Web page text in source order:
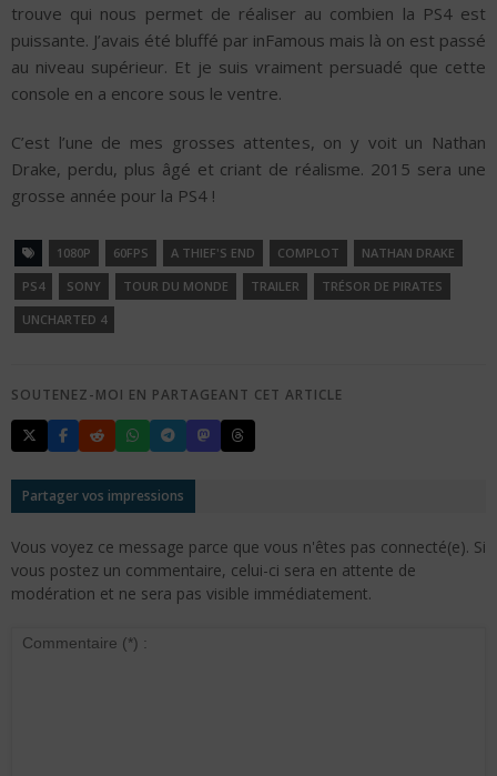
trouve qui nous permet de réaliser au combien la PS4 est
puissante. J’avais été bluffé par inFamous mais là on est passé
au niveau supérieur. Et je suis vraiment persuadé que cette
console en a encore sous le ventre.
C’est l’une de mes grosses attentes, on y voit un Nathan
Drake, perdu, plus âgé et criant de réalisme. 2015 sera une
grosse année pour la PS4 !
1080P 60FPS A THIEF'S END COMPLOT
NATHAN DRAKE
PS4
SONY TOUR DU MONDE TRAILER
TRÉSOR DE PIRATES
UNCHARTED 4
SOUTENEZ-MOI EN PARTAGEANT CET ARTICLE
Partager vos impressions
Vous voyez ce message parce que vous n'êtes pas connecté(e). Si
vous postez un commentaire, celui-ci sera en attente de
modération et ne sera pas visible immédiatement.